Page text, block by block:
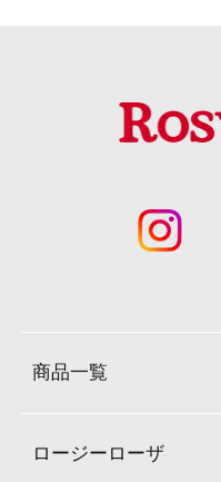
商品一覧
ロージーローザ